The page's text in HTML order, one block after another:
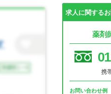
求人に関する
薬剤
携
お問い合わせ例